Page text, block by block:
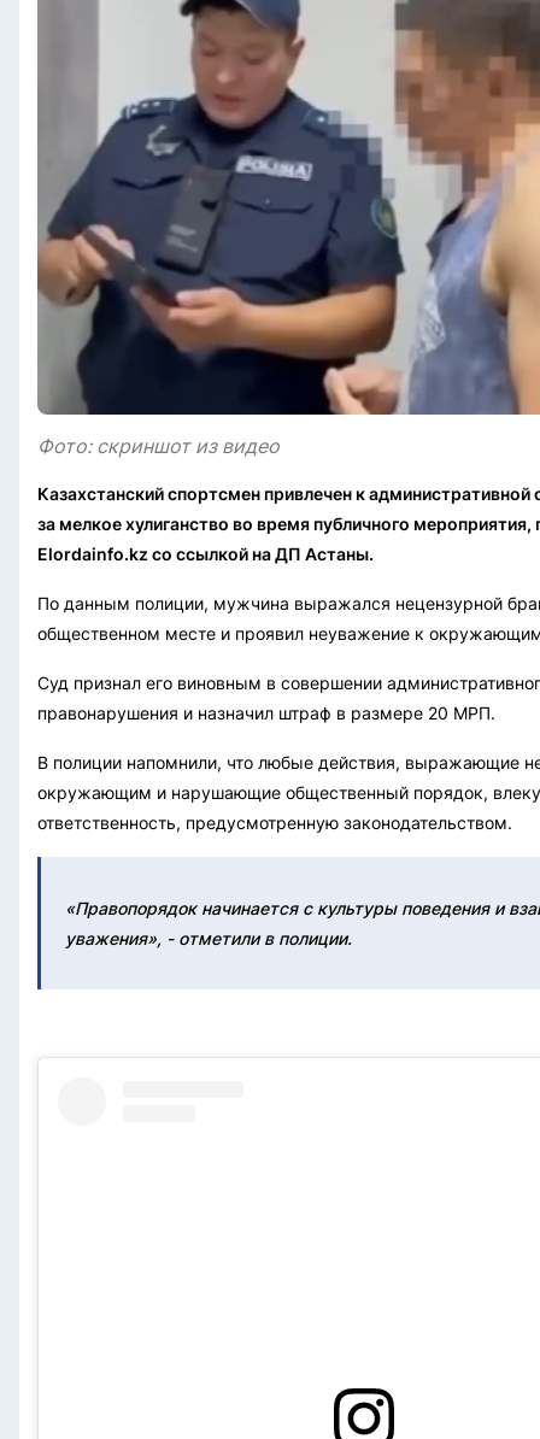
Фото: скриншот из видео
Казахстанский спортсмен привлечен к административной
за мелкое хулиганство во время публичного мероприятия,
Elordainfo.kz со ссылкой на ДП Астаны.
По данным полиции, мужчина выражался нецензурной
общественном месте и проявил неуважение к
Суд признал его виновным в совершении
правонарушения и назначил штраф в размере 20 МРП.
В полиции напомнили, что любые действия, выражающие
окружающим и нарушающие общественный порядок,
ответственность, предусмотренную законодательством.
«Правопорядок начинается с культуры поведения и
уважения», - отметили в полиции.